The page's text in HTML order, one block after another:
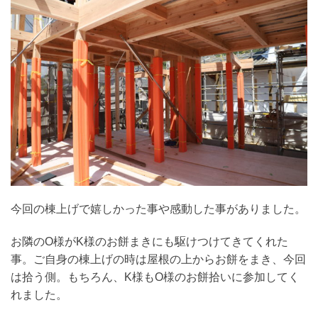
今回の棟上げで嬉しかった事や感動した事がありました。
お隣のO様がK様のお餅まきにも駆けつけてきてくれた
事。ご自身の棟上げの時は屋根の上からお餅をまき、今回
は拾う側。もちろん、K様もO様のお餅拾いに参加してく
れました。